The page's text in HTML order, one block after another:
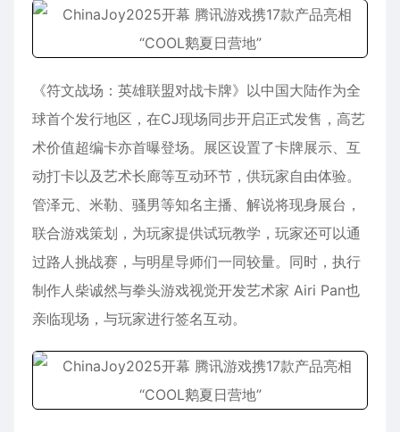
《符文战场：英雄联盟对战卡牌》以中国大陆作为全
球首个发行地区，在CJ现场同步开启正式发售，高艺
术价值超编卡亦首曝登场。展区设置了卡牌展示、互
动打卡以及艺术长廊等互动环节，供玩家自由体验。
管泽元、米勒、骚男等知名主播、解说将现身展台，
联合游戏策划，为玩家提供试玩教学，玩家还可以通
过路人挑战赛，与明星导师们一同较量。同时，执行
制作人柴诚然与拳头游戏视觉开发艺术家 Airi Pan也
亲临现场，与玩家进行签名互动。